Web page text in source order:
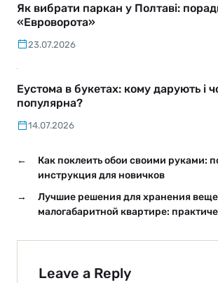
Як вибрати паркан у Полтаві:
«Евроворота»
23.07.2026
Еустома в букетах: кому дарують і
популярна?
14.07.2026
←
Как поклеить обои своими руками:
инструкция для новичков
→
Лучшие решения для хранения
малогабаритной квартире:
Leave a Reply